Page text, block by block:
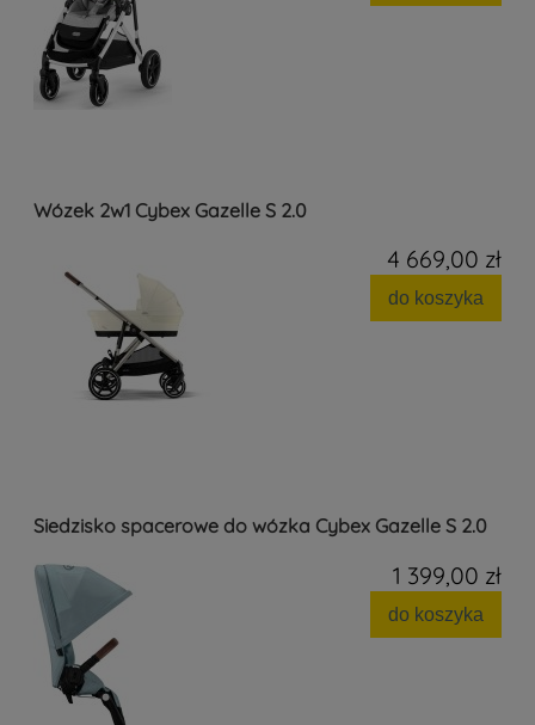
Wózek 2w1 Cybex Gazelle S 2.0
4 669,00 zł
do koszyka
Siedzisko spacerowe do wózka Cybex Gazelle S 2.0
1 399,00 zł
do koszyka